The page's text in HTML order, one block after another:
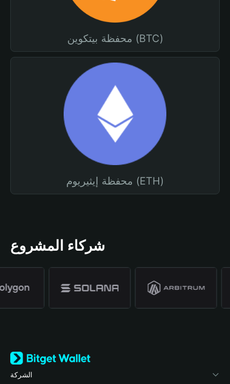
محفظة بيتكوين (BTC)
محفظة إيثيريوم (ETH)
شركاء المشروع
الشركة